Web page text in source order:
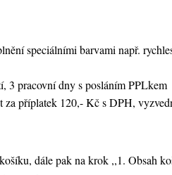
speciálními barvami např.
3 pracovní dny s posláním PPLkem
příplatek 120,- Kč s DPH,
dále pak na krok ,,1. Obsah